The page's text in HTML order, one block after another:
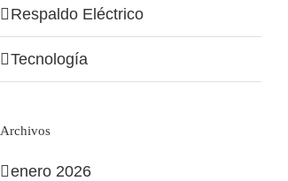
Respaldo Eléctrico
Tecnología
Archivos
enero 2026